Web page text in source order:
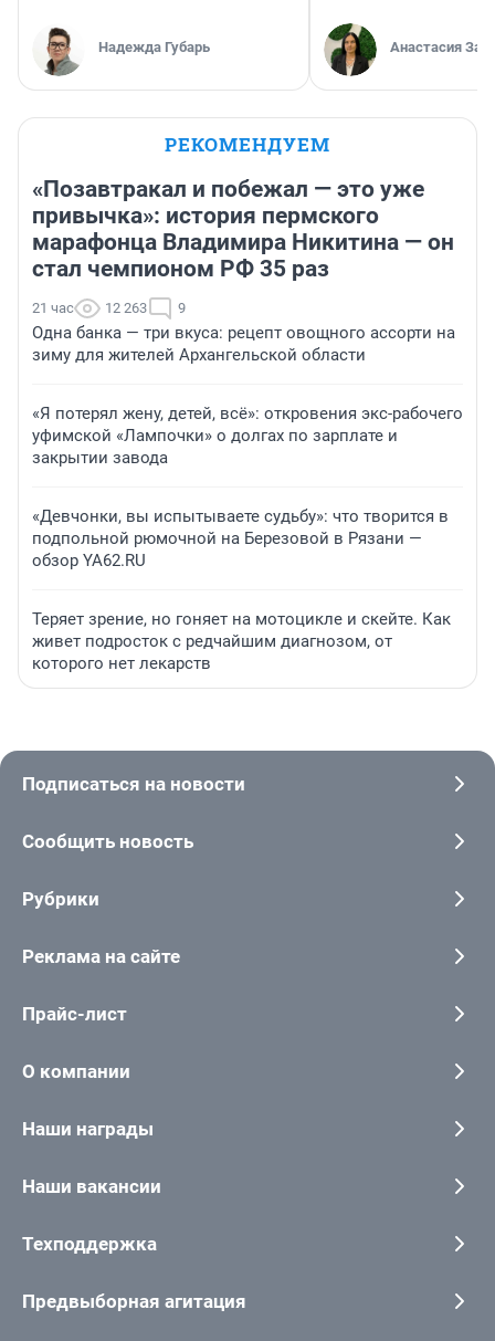
Надежда Губарь Анастасия
РЕКОМЕНДУЕМ
«Позавтракал и побежал — это уже
привычка»: история пермского
марафонца Владимира Никитина — он
стал чемпионом РФ 35 раз
21 час 12 263 9
Одна банка — три вкуса: рецепт овощного ассорти на
зиму для жителей Архангельской области
«Я потерял жену, детей, всё»: откровения экс-рабочего
уфимской «Лампочки» о долгах по зарплате и
закрытии завода
«Девчонки, вы испытываете судьбу»: что творится в
подпольной рюмочной на Березовой в Рязани —
обзор YA62.RU
Теряет зрение, но гоняет на мотоцикле и скейте. Как
живет подросток с редчайшим диагнозом, от
которого нет лекарств
Подписаться на новости
Сообщить новость
Рубрики
Реклама на сайте
Прайс-лист
О компании
Наши награды
Наши вакансии
Техподдержка
Предвыборная агитация